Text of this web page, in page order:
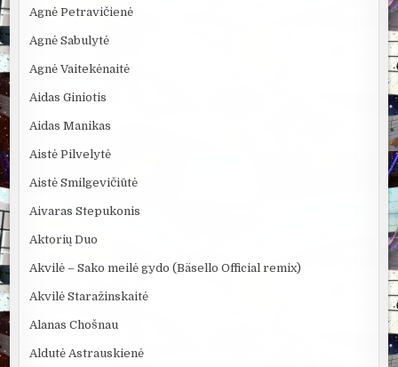
Agnė Petravičienė
Agnė Sabulytė
Agnė Vaitekėnaitė
Aidas Giniotis
Aidas Manikas
Aistė Pilvelytė
Aistė Smilgevičiūtė
Aivaras Stepukonis
Aktorių Duo
Akvilė – Sako meilė gydo (Bäsello Official remix)
Akvilė Staražinskaitė
Alanas Chošnau
Aldutė Astrauskienė